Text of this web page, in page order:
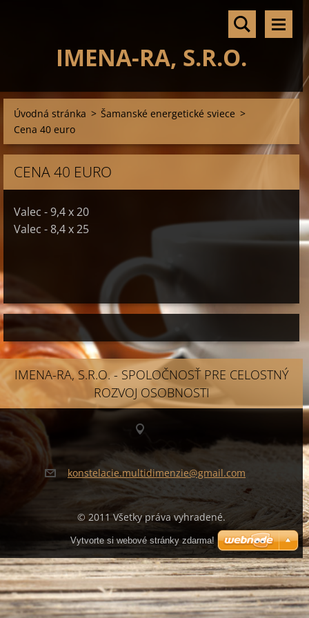
IMENA-RA, S.R.O.
Úvodná stránka > Šamanské energetické sviece >
Cena 40 euro
CENA 40 EURO
Valec - 9,4 x 20
Valec - 8,4 x 25
IMENA-RA, S.R.O. - SPOLOČNOSŤ PRE CELOSTNÝ
ROZVOJ OSOBNOSTI
konstelacie.multidimenzie@gmail.com
© 2011 Všetky práva vyhradené.
Vytvorte si webové stránky zdarma!